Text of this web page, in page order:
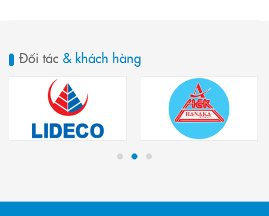
Đối tác & khách hàng